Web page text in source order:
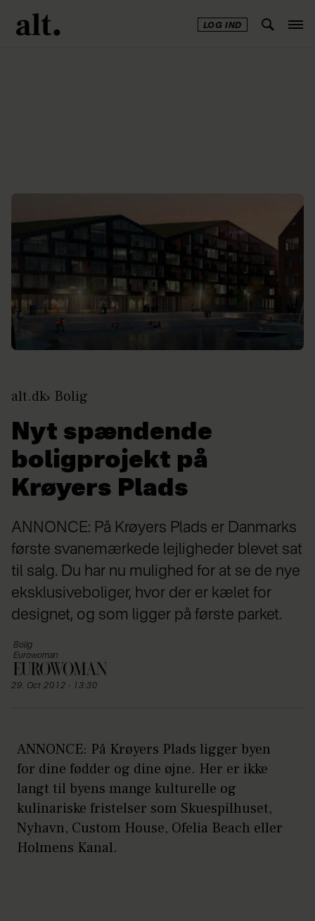
LOG IND
alt.dk Bolig
Nyt spændende
boligprojekt på
Krøyers Plads
ANNONCE: På Krøyers Plads er Danmarks
første svanemærkede lejligheder blevet sat
til salg. Du har nu mulighed for at se de nye
eksklusiveboliger, hvor der er kælet for
designet, og som ligger på første parket.
Bolig
Eurowoman
29. Oct 2012 - 13:30
ANNONCE: På Krøyers Plads ligger byen
for dine fødder og dine øjne. Her er ikke
langt til byens mange kulturelle og
kulinariske fristelser som Skuespilhuset,
Nyhavn, Custom House, Ofelia Beach eller
Holmens Kanal.